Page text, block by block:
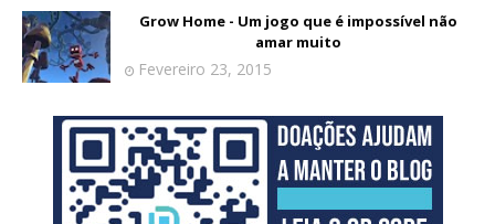
Grow Home - Um jogo que é impossível não
amar muito
Fevereiro 23, 2015